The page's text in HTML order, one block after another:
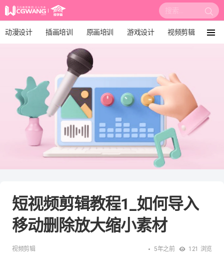
搜
索:
动漫设计 插画培训 原画培训 游戏设计 视频剪辑
3D建模
漫画设计 绘画教程 板绘培训
短视频剪辑教程1_如何导入
移动删除放大缩小素材
视频剪辑 5年之前 121 浏览